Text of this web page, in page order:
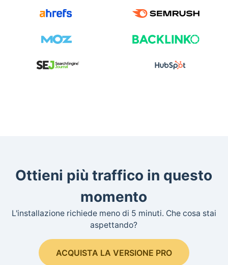
Ottieni più traffico in questo
momento
L'installazione richiede meno di 5 minuti. Che cosa stai
aspettando?
ACQUISTA LA VERSIONE PRO